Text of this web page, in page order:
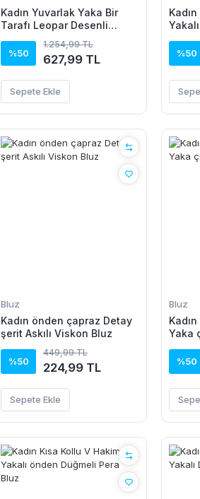
Kadın Yuvarlak Yaka Bir
Tarafı Leopar Desenli
%50
1.254,99 TL
627,99 TL
Sepete Ekle
%50
Bluz
Kadın önden çapraz Detay
şerit Askılı Viskon Bluz
%50
449,99 TL
224,99 TL
Sepete Ekle
Bluz
Yaka
%50